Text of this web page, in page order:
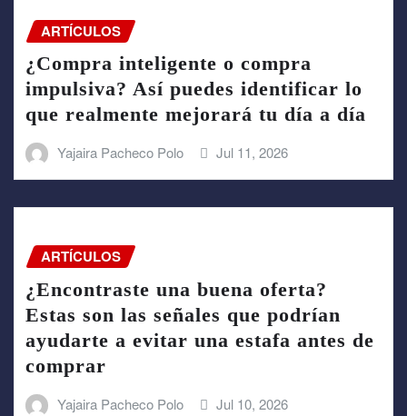
ARTÍCULOS
¿Compra inteligente o compra
impulsiva? Así puedes identificar lo
que realmente mejorará tu día a día
Yajaira Pacheco Polo Jul 11, 2026
ARTÍCULOS
¿Encontraste una buena oferta?
Estas son las señales que podrían
ayudarte a evitar una estafa antes de
comprar
Yajaira Pacheco Polo Jul 10, 2026